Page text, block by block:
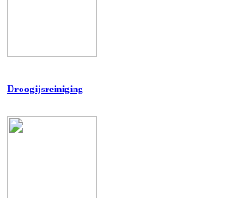
Droogijsreiniging